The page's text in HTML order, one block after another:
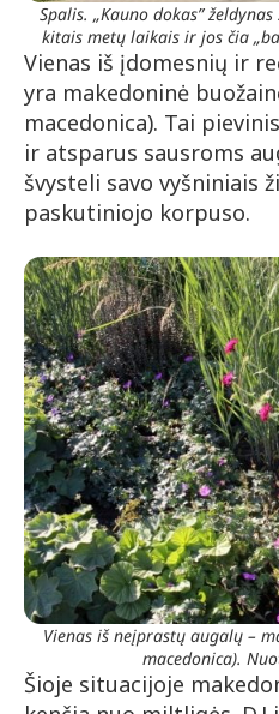
Spalis. „Kauno dokas”
kitais metų laikais ir jos čia
Vienas iš įdomesnių ir
yra makedoninė
macedonica). Tai
ir atsparus sausroms
švysteli savo vyšniniais
paskutiniojo korpuso.
Vienas iš neįprastų augalų –
macedonica).
Šioje situacijoje